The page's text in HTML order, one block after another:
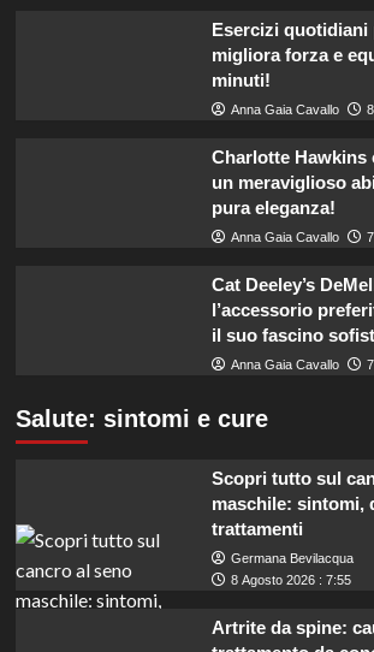
Esercizi quotidiani
migliora forza e
minuti!
Anna Gaia Cavallo
Charlotte Hawkins
un meraviglioso
pura eleganza!
Anna Gaia Cavallo
Cat Deeley’s
l’accessorio
il suo fascino
Anna Gaia Cavallo
Salute: sintomi e cure
Scopri tutto sul
maschile: sintomi,
trattamenti
Germana Bevilacqua
8 Agosto 2026 : 7:55
Artrite da spine: